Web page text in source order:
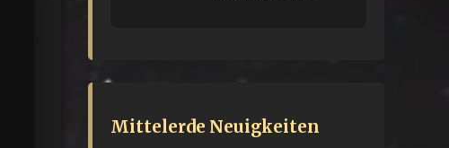
Mittelerde Neuigkeiten